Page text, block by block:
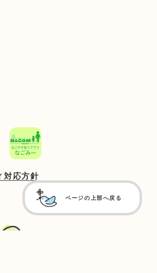
ページの上部へ戻る
対応方針